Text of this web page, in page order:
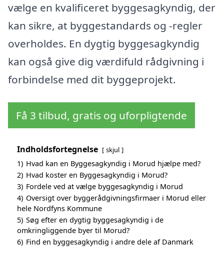
vælge en kvalificeret byggesagkyndig, der
kan sikre, at byggestandards og -regler
overholdes. En dygtig byggesagkyndig
kan også give dig værdifuld rådgivning i
forbindelse med dit byggeprojekt.
Få 3 tilbud, gratis og uforpligtende
Indholdsfortegnelse skjul
1) Hvad kan en Byggesagkyndig i Morud hjælpe med?
2) Hvad koster en Byggesagkyndig i Morud?
3) Fordele ved at vælge byggesagkyndig i Morud
4) Oversigt over byggerådgivningsfirmaer i Morud eller
hele Nordfyns Kommune
5) Søg efter en dygtig byggesagkyndig i de
omkringliggende byer til Morud?
6) Find en byggesagkyndig i andre dele af Danmark